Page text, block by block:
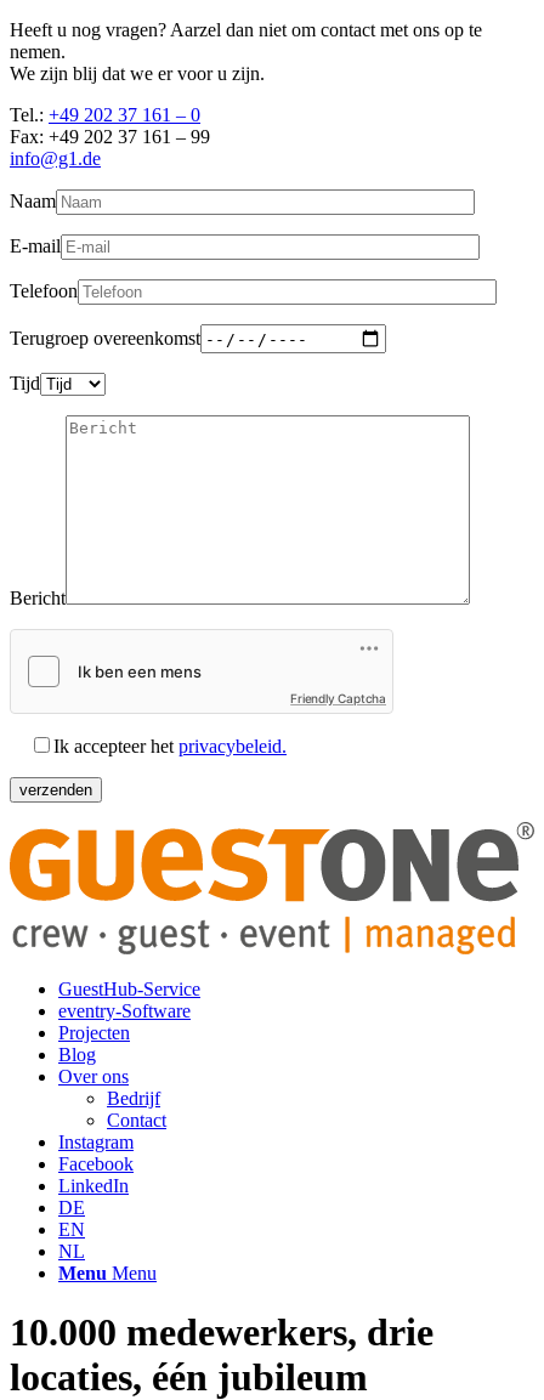
Heeft u nog vragen? Aarzel dan niet om contact met ons op te
nemen.
We zijn blij dat we er voor u zijn.
Tel.: +49 202 37 161 – 0
Fax: +49 202 37 161 – 99
info@g1.de
Naam
E-mail
Telefoon
Terugroep overeenkomst
Tijd
Bericht
Friendly Captcha
Ik accepteer het privacybeleid.
GuestHub-Service
eventry-Software
Projecten
Blog
Over ons
Bedrijf
Contact
Instagram
Facebook
LinkedIn
DE
EN
NL
Menu Menu
10.000 medewerkers, drie
locaties, één jubileum